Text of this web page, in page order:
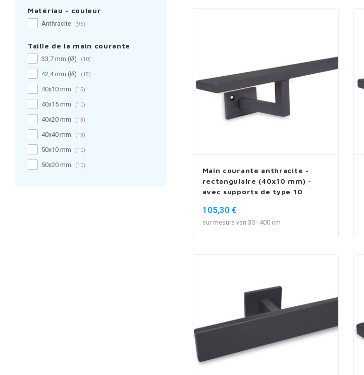
Matériau - couleur
Anthracite (96)
Taille de la main courante
33,7 mm (Ø) (10)
42,4 mm (Ø) (15)
40x10 mm (15)
40x15 mm (10)
40x20 mm (13)
40x40 mm (13)
50x10 mm (10)
50x20 mm (10)
Main courante anthracite -
rectangulaire (40x10 mm) -
avec supports de type 10
105,30 €
sur mesure van 30 - 400 cm